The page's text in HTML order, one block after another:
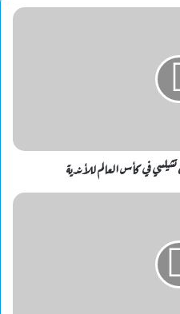
في كأس العالم للأندية